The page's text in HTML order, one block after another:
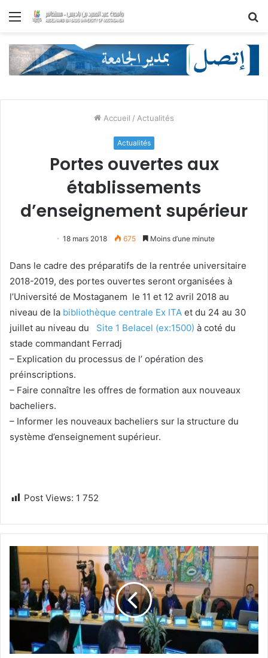
Menu
Accueil / Actualités
Actualités
Portes ouvertes aux
établissements
d’enseignement supérieur
18 mars 2018 675 Moins d’une minute
Dans le cadre des préparatifs de la rentrée universitaire
2018-2019, des portes ouvertes seront organisées à
l’Université de Mostaganem le 11 et 12 avril 2018 au
niveau de la bibliothèque centrale Ex ITA et du 24 au 30
juillet au niveau du
Site 1 Belacel (ex:1500) à coté du
stade commandant Ferradj
– Explication du processus de l’ opération des
préinscriptions.
– Faire connaître les offres de formation aux nouveaux
bacheliers.
– Informer les nouveaux bacheliers sur la structure du
système d’enseignement supérieur.
Post Views: 1 752